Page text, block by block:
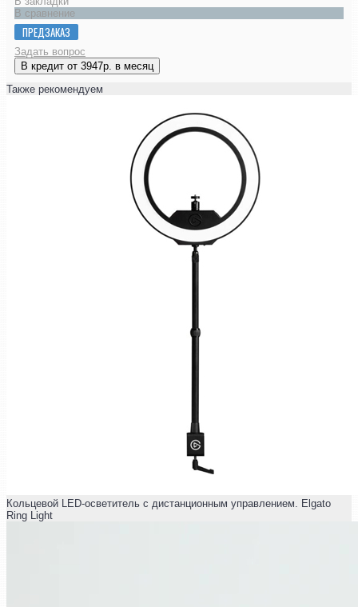
В сравнение
ПРЕДЗАКАЗ
Задать вопрос
В кредит от 3947р. в месяц
Также рекомендуем
Кольцевой LED-осветитель с дистанционным управлением. Elgato
Ring Light